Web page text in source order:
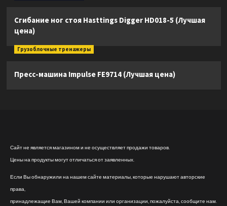
Сгибание ног стоя Hasttings Digger HD018-5 (Лучшая
цена)
Грузоблочные тренажеры
Пресс-машина Impulse FE9714 (Лучшая цена)
Сайт не является магазином и не осуществляет продажи товаров.
Цены на продукты могут отличаться от заявленных.
Если Вы обнаружили на нашем сайте материалы, которые нарушают авторские
права,
принадлежащие Вам, Вашей компании или организации, пожалуйста, сообщите нам.